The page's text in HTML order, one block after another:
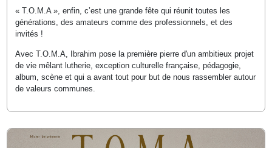
« T.O.M.A », enfin, c’est une grande fête qui réunit toutes les
générations, des amateurs comme des professionnels, et des
invités !
Avec T.O.M.A, Ibrahim pose la première pierre d'un ambitieux projet
de vie mêlant lutherie, exception culturelle française, pédagogie,
album, scène et qui a avant tout pour but de nous rassembler autour
de valeurs communes.